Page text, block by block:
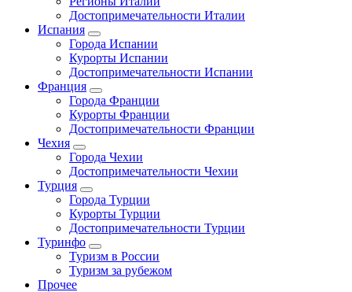
Достопримечательности Италии
Испания
Города Испании
Курорты Испании
Достопримечательности Испании
Франция
Города Франции
Курорты Франции
Достопримечательности Франции
Чехия
Города Чехии
Достопримечательности Чехии
Турция
Города Турции
Курорты Турции
Достопримечательности Турции
Туринфо
Туризм в России
Туризм за рубежом
Прочее